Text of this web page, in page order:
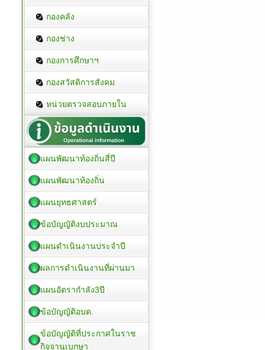
กองคลัง
กองช่าง
กองการศึกษาฯ
กองสวัสดิการสังคม
หน่วยตรวจสอบภายใน
แผนพัฒนาท้องถิ่นสี่ปี
แผนพัฒนาท้องถิ่น
แผนยุทธศาสตร์
ข้อบัญญัติงบประมาณ
แผนดำเนินงานประจำปี
ผลการดำเนินงานที่ผ่านมา
แผนอัตรากำลัง3ปี
ข้อบัญญัติอบต.
ข้อบัญญัติที่ประกาศในราช
กิจจานุเบกษา